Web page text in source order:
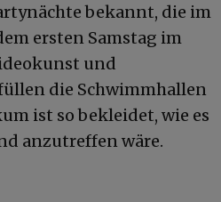
bekannt, die im
ersten Samstag im
und
die Schwimmhallen
ist so bekleidet, wie es
anzutreffen wäre.